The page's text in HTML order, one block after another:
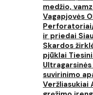
medžio,
Vagapjovės
ir priedai
Skardos
pjūklai
suvirinimo
Veržliasukiai